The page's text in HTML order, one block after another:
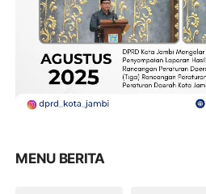
MENU BERITA